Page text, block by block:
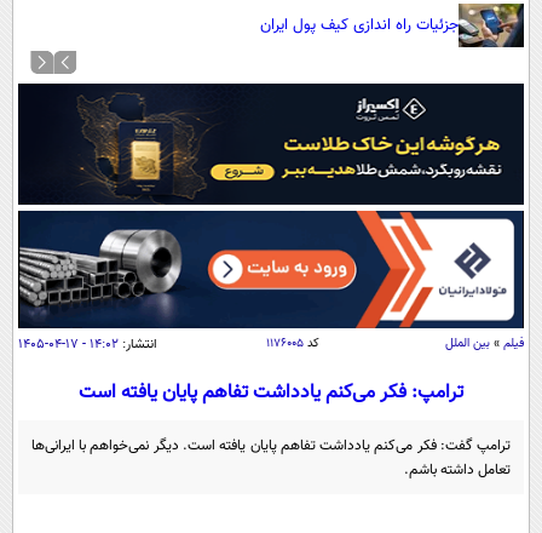
کردن
صفحه اول
آرشیو
نظرسنجی
آب و هوا
اوقات شرعی
سواد زندگی
اقتصاد
اقتصادی
جامعه
جزئیات راه اندازی کیف پول ایران
فیلم » بین الملل کد۱۱۷۶۰۰۵ انتشار: ۱۴:۰۲ - ۱۷-۰۴-۱۴۰۵
ترامپ: فکر می‌کنم یادداشت تفاهم پایان یافته است
ترامپ گفت: فکر می‌کنم یادداشت تفاهم پایان یافته است. دیگر نمی‌خواهم با ایرانی‌ها
تعامل داشته باشم.